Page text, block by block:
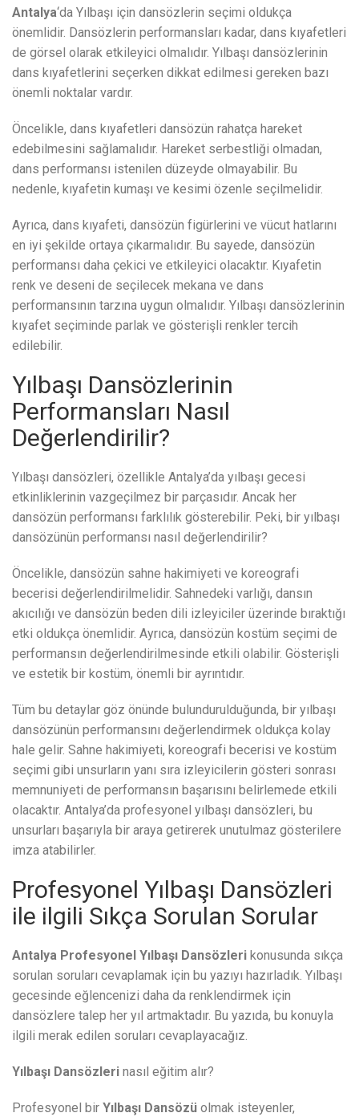
Antalya‘da Yılbaşı için dansözlerin seçimi oldukça
önemlidir. Dansözlerin performansları kadar, dans kıyafetleri
de görsel olarak etkileyici olmalıdır. Yılbaşı dansözlerinin
dans kıyafetlerini seçerken dikkat edilmesi gereken bazı
önemli noktalar vardır.
Öncelikle, dans kıyafetleri dansözün rahatça hareket
edebilmesini sağlamalıdır. Hareket serbestliği olmadan,
dans performansı istenilen düzeyde olmayabilir. Bu
nedenle, kıyafetin kumaşı ve kesimi özenle seçilmelidir.
Ayrıca, dans kıyafeti, dansözün figürlerini ve vücut hatlarını
en iyi şekilde ortaya çıkarmalıdır. Bu sayede, dansözün
performansı daha çekici ve etkileyici olacaktır. Kıyafetin
renk ve deseni de seçilecek mekana ve dans
performansının tarzına uygun olmalıdır. Yılbaşı dansözlerinin
kıyafet seçiminde parlak ve gösterişli renkler tercih
edilebilir.
Yılbaşı Dansözlerinin
Performansları Nasıl
Değerlendirilir?
Yılbaşı dansözleri, özellikle Antalya’da yılbaşı gecesi
etkinliklerinin vazgeçilmez bir parçasıdır. Ancak her
dansözün performansı farklılık gösterebilir. Peki, bir yılbaşı
dansözünün performansı nasıl değerlendirilir?
Öncelikle, dansözün sahne hakimiyeti ve koreografi
becerisi değerlendirilmelidir. Sahnedeki varlığı, dansın
akıcılığı ve dansözün beden dili izleyiciler üzerinde bıraktığı
etki oldukça önemlidir. Ayrıca, dansözün kostüm seçimi de
performansın değerlendirilmesinde etkili olabilir. Gösterişli
ve estetik bir kostüm, önemli bir ayrıntıdır.
Tüm bu detaylar göz önünde bulundurulduğunda, bir yılbaşı
dansözünün performansını değerlendirmek oldukça kolay
hale gelir. Sahne hakimiyeti, koreografi becerisi ve kostüm
seçimi gibi unsurların yanı sıra izleyicilerin gösteri sonrası
memnuniyeti de performansın başarısını belirlemede etkili
olacaktır. Antalya’da profesyonel yılbaşı dansözleri, bu
unsurları başarıyla bir araya getirerek unutulmaz gösterilere
imza atabilirler.
Profesyonel Yılbaşı Dansözleri
ile ilgili Sıkça Sorulan Sorular
Antalya Profesyonel Yılbaşı Dansözleri konusunda sıkça
sorulan soruları cevaplamak için bu yazıyı hazırladık. Yılbaşı
gecesinde eğlencenizi daha da renklendirmek için
dansözlere talep her yıl artmaktadır. Bu yazıda, bu konuyla
ilgili merak edilen soruları cevaplayacağız.
Yılbaşı Dansözleri nasıl eğitim alır?
Profesyonel bir Yılbaşı Dansözü olmak isteyenler,